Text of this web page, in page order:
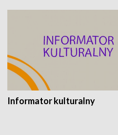
Informator kulturalny